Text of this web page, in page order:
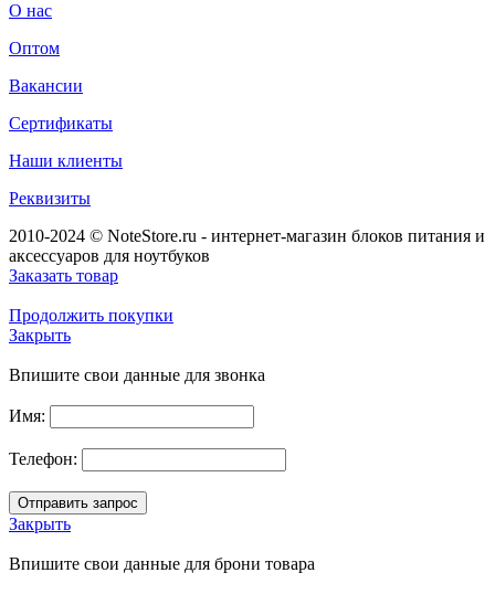
О нас
Оптом
Вакансии
Сертификаты
Наши клиенты
Реквизиты
2010-2024 © NoteStore.ru - интернет-магазин блоков питания и
аксессуаров для ноутбуков
Заказать товар
Продолжить покупки
Закрыть
Впишите свои данные для звонка
Имя:
Телефон:
Закрыть
Впишите свои данные для брони товара